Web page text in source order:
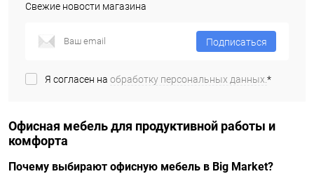
Свежие новости магазина
Подписаться
Я согласен на обработку персональных данных.*
Офисная мебель для продуктивной работы и
комфорта
Почему выбирают офисную мебель в Big Market?